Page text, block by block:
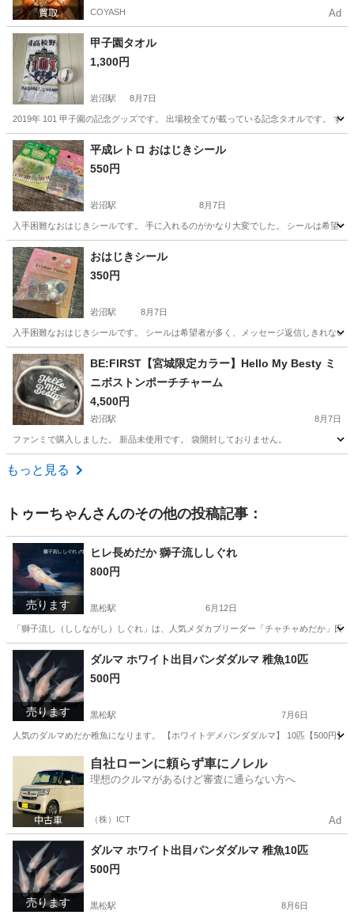
COYASH Ad
甲子園タオル
1,300円
岩沼駅 8月7日
2019年 101 甲子園の記念グッズです。 出場校全てが載っている記念タオルです。 す
宮城 岩沼市 岩沼駅 その他
平成レトロ おはじきシール
550円
岩沼駅 8月7日
入手困難なおはじきシールです。 手に入れるのがかなり大変でした。 シールは希望
宮城 岩沼市 岩沼駅
おはじきシール
350円
岩沼駅 8月7日
入手困難なおはじきシールです。 シールは希望者が多く、メッセージ返信しきれない
宮城 岩沼市 その他 おはじき
BE:FIRST【宮城限定カラー】Hello My Besty ミ
ニボストンポーチチャーム
4,500円
岩沼駅 8月7日
ファンミで購入しました。 新品未使用です。 袋開封しておりません。
宮城 岩沼市
もっと見る
トゥーちゃんさんのその他の投稿記事：
売ります
ヒレ長めだか 獅子流ししぐれ
800円
黒松駅 6月12日
「獅子流し（ししながし）しぐれ」は、人気メダカブリーダー「チャチャめだか」
宮城 仙台市 黒松駅 その他 ヒレ
売ります
ダルマ ホワイト出目パンダダルマ 稚魚10匹
500円
黒松駅 7月6日
人気のダルマめだか稚魚になります。 【ホワイトデメパンダダルマ】 10匹【500円
黒松駅 その他 ダルマ
自社ローンに頼らず車にノレル
理想のクルマがあるけど審査に通らない方へ
（株）ICT Ad
売ります
ダルマ ホワイト出目パンダダルマ 稚魚10匹
500円
黒松駅 8月6日